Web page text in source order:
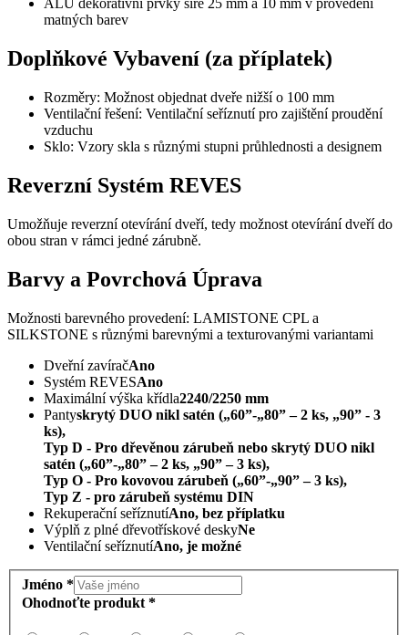
ALU dekorativní prvky šíře 25 mm a 10 mm v provedení
matných barev
Doplňkové Vybavení (za příplatek)
Rozměry: Možnost objednat dveře nižší o 100 mm
Ventilační řešení: Ventilační seříznutí pro zajištění proudění
vzduchu
Sklo: Vzory skla s různými stupni průhlednosti a designem
Reverzní Systém REVES
Umožňuje reverzní otevírání dveří, tedy možnost otevírání dveří do
obou stran v rámci jedné zárubně.
Barvy a Povrchová Úprava
Možnosti barevného provedení: LAMISTONE CPL a
SILKSTONE s různými barevnými a texturovanými variantami
Dveřní zavíračAno
Systém REVESAno
Maximální výška křídla2240/2250 mm
Pantyskrytý DUO nikl satén („60”-„80” – 2 ks, „90” - 3
ks),
Typ D - Pro dřevěnou zárubeň nebo skrytý DUO nikl
satén („60”-„80” – 2 ks, „90” – 3 ks),
Typ O - Pro kovovou zárubeň („60”-„90” – 3 ks),
Typ Z - pro zárubeň systému DIN
Rekuperační seříznutíAno, bez příplatku
Výplň z plné dřevotřískové deskyNe
Ventilační seříznutíAno, je možné
Jméno *
Ohodnoťte produkt *